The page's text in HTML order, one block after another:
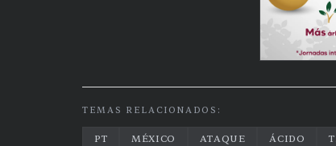
TEMAS RELACIONADOS:
PT MÉXICO ATAQUE ÁCIDO